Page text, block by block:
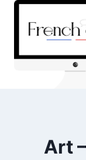
Skip
content
Art